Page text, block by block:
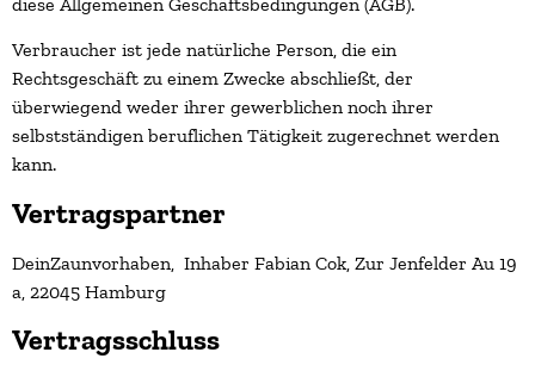
Verbraucher ist jede natürliche Person, die ein
Rechtsgeschäft zu einem Zwecke abschließt, der
überwiegend weder ihrer gewerblichen noch ihrer
selbstständigen beruflichen Tätigkeit zugerechnet werden
kann.
Vertragspartner
DeinZaunvorhaben, Inhaber Fabian Cok, Zur Jenfelder Au 19
a, 22045 Hamburg
Vertragsschluss